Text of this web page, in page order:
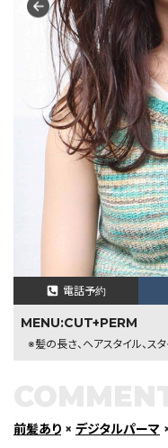
電話予約
MENU:CUT+PERM
※髪の長さ、ヘアスタイル、ス
前髪あり × デジタルパーマ